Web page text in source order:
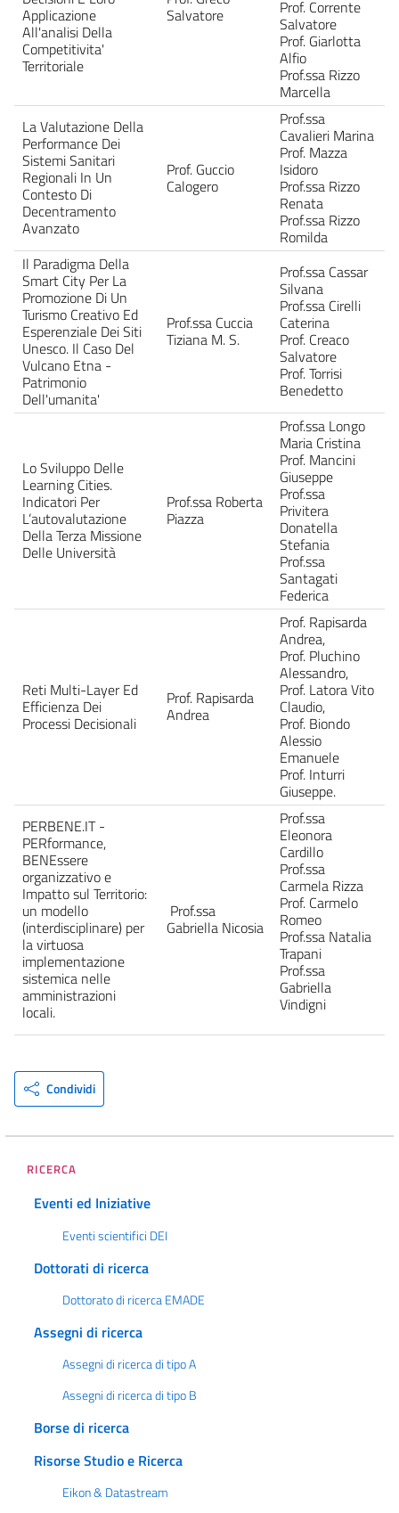
Applicazione
All'analisi Della
Competitivita'
Territoriale
Salvatore Prof. Corrente
Salvatore
Prof. Giarlotta
Alfio
Prof.ssa Rizzo
Marcella
La Valutazione Della
Performance Dei
Sistemi Sanitari
Regionali In Un
Contesto Di
Decentramento
Avanzato
Prof. Guccio
Calogero
Prof.ssa
Cavalieri Marina
Prof. Mazza
Isidoro
Prof.ssa Rizzo
Renata
Prof.ssa Rizzo
Romilda
Il Paradigma Della
Smart City Per La
Promozione Di Un
Turismo Creativo Ed
Esperenziale Dei Siti
Unesco. Il Caso Del
Vulcano Etna -
Patrimonio
Dell'umanita'
Prof.ssa Cuccia
Tiziana M. S.
Prof.ssa Cassar
Silvana
Prof.ssa Cirelli
Caterina
Prof. Creaco
Salvatore
Prof. Torrisi
Benedetto
Lo Sviluppo Delle
Learning Cities.
Indicatori Per
L’autovalutazione
Della Terza Missione
Delle Università
Prof.ssa Roberta
Piazza
Prof.ssa Longo
Maria Cristina
Prof. Mancini
Giuseppe
Prof.ssa
Privitera
Donatella
Stefania
Prof.ssa
Santagati
Federica
Reti Multi-Layer Ed
Efficienza Dei
Processi Decisionali
Prof. Rapisarda
Andrea
Prof. Rapisarda
Andrea,
Prof. Pluchino
Alessandro,
Prof. Latora Vito
Claudio,
Prof. Biondo
Alessio
Emanuele
Prof. Inturri
Giuseppe.
PERBENE.IT -
PERformance,
BENEssere
organizzativo e
Impatto sul Territorio:
un modello
(interdisciplinare) per
la virtuosa
implementazione
sistemica nelle
amministrazioni
locali.
Prof.ssa
Gabriella Nicosia
Prof.ssa
Eleonora
Cardillo
Prof.ssa
Carmela Rizza
Prof. Carmelo
Romeo
Prof.ssa Natalia
Trapani
Prof.ssa
Gabriella
Vindigni
Condividi
RICERCA
Eventi ed Iniziative
Eventi scientifici DEI
Dottorati di ricerca
Dottorato di ricerca EMADE
Assegni di ricerca
Assegni di ricerca di tipo A
Assegni di ricerca di tipo B
Borse di ricerca
Risorse Studio e Ricerca
Eikon & Datastream